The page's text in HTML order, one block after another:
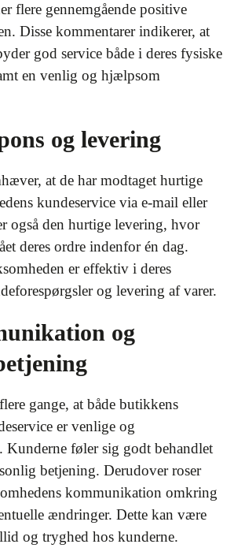
flere gennemgående positive
Disse kommentarer indikerer, at
god service både i deres fysiske
en venlig og hjælpsom
og levering
at de har modtaget hurtige
kundeservice via e-mail eller
også den hurtige levering, hvor
deres ordre indenfor én dag.
er effektiv i deres
og levering af varer.
og
gange, at både butikkens
er venlige og
Kunderne føler sig godt behandlet
betjening. Derudover roser
kommunikation omkring
ændringer. Dette kan være
og tryghed hos kunderne.